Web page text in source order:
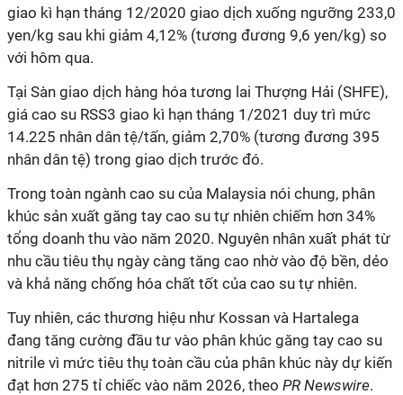
giao kì hạn tháng 12/2020 giao dịch xuống ngưỡng 233,0
yen/kg sau khi giảm 4,12% (tương đương 9,6 yen/kg) so
với hôm qua.
Tại Sàn giao dịch hàng hóa tương lai Thượng Hải (SHFE),
giá cao su RSS3 giao kì hạn tháng 1/2021 duy trì mức
14.225 nhân dân tệ/tấn, giảm 2,70% (tương đương 395
nhân dân tệ) trong giao dịch trước đó.
Trong toàn ngành cao su của Malaysia nói chung, phân
khúc sản xuất găng tay cao su tự nhiên chiếm hơn 34%
tổng doanh thu vào năm 2020. Nguyên nhân xuất phát từ
nhu cầu tiêu thụ ngày càng tăng cao nhờ vào độ bền, dẻo
và khả năng chống hóa chất tốt của cao su tự nhiên.
Tuy nhiên, các thương hiệu như Kossan và Hartalega
đang tăng cường đầu tư vào phân khúc găng tay cao su
nitrile vì mức tiêu thụ toàn cầu của phân khúc này dự kiến
đạt hơn 275 tỉ chiếc vào năm 2026, theo PR Newswire.